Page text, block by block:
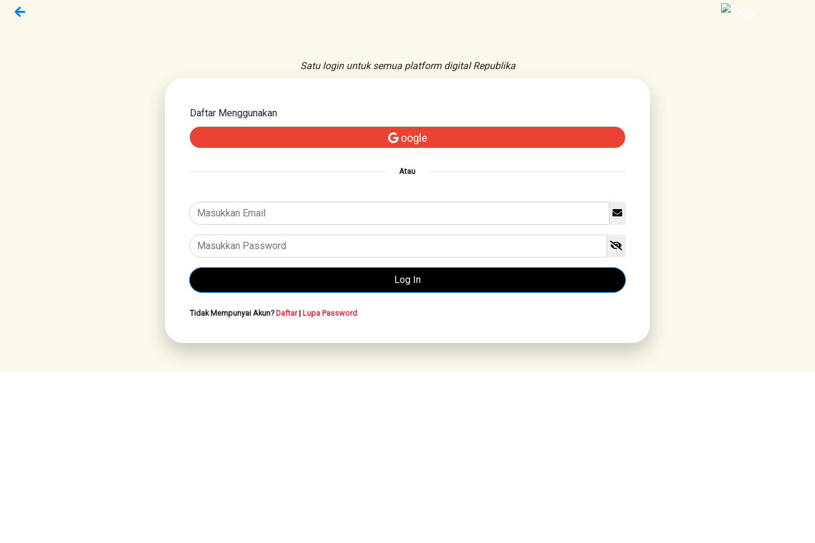
Satu login untuk semua platform digital Republika
Daftar Menggunakan
oogle
Atau
Tidak Mempunyai Akun?Daftar| Lupa Password